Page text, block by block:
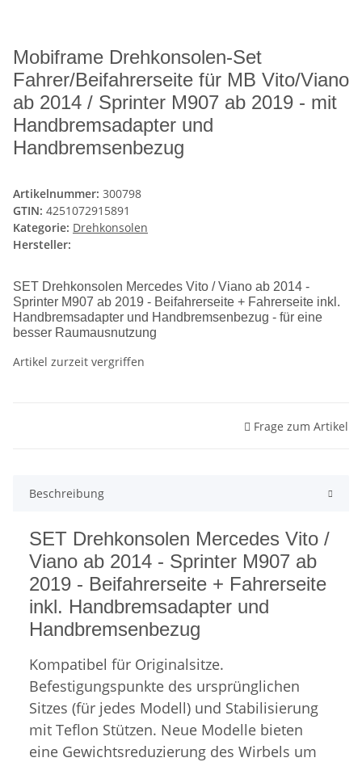
Mobiframe Drehkonsolen-Set
Fahrer/Beifahrerseite für MB Vito/Viano
ab 2014 / Sprinter M907 ab 2019 - mit
Handbremsadapter und
Handbremsenbezug
Artikelnummer: 300798
GTIN: 4251072915891
Kategorie: Drehkonsolen
Hersteller:
SET Drehkonsolen Mercedes Vito / Viano ab 2014 -
Sprinter M907 ab 2019 - Beifahrerseite + Fahrerseite inkl.
Handbremsadapter und Handbremsenbezug - für eine
besser Raumausnutzung
Artikel zurzeit vergriffen
Frage zum Artikel
Beschreibung
SET Drehkonsolen Mercedes Vito /
Viano ab 2014 - Sprinter M907 ab
2019 - Beifahrerseite + Fahrerseite
inkl. Handbremsadapter und
Handbremsenbezug
Kompatibel für Originalsitze.
Befestigungspunkte des ursprünglichen
Sitzes (für jedes Modell) und Stabilisierung
mit Teflon Stützen. Neue Modelle bieten
eine Gewichtsreduzierung des Wirbels um